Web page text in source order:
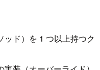
ド）を 1 つ以上持つク